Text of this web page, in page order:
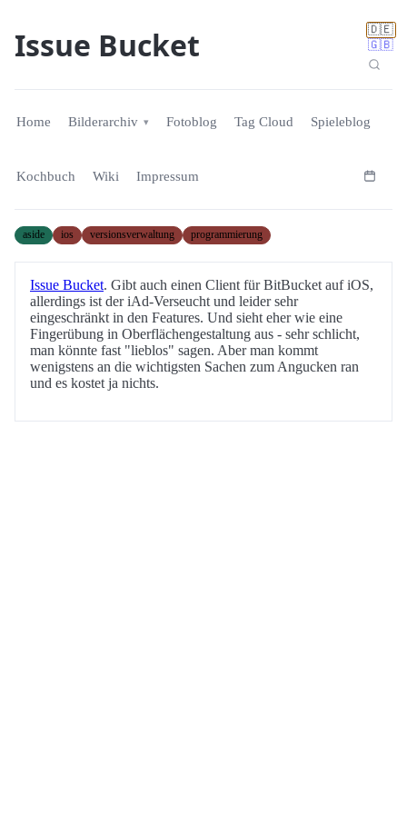
🇩🇪
🇬🇧
Issue Bucket
Home Bilderarchiv Fotoblog Tag Cloud Spieleblog
Kochbuch Wiki Impressum
aside ios versionsverwaltung programmierung
Issue Bucket. Gibt auch einen Client für BitBucket auf iOS,
allerdings ist der iAd-Verseucht und leider sehr
eingeschränkt in den Features. Und sieht eher wie eine
Fingerübung in Oberflächengestaltung aus - sehr schlicht,
man könnte fast "lieblos" sagen. Aber man kommt
wenigstens an die wichtigsten Sachen zum Angucken ran
und es kostet ja nichts.